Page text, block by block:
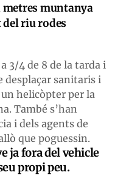
muntanya
riu rodes
3/4 de 8 de la tarda i
desplaçar sanitaris i
helicòpter per la
També s’han
i dels agents de
que poguessin.
ja fora del vehicle
propi peu.